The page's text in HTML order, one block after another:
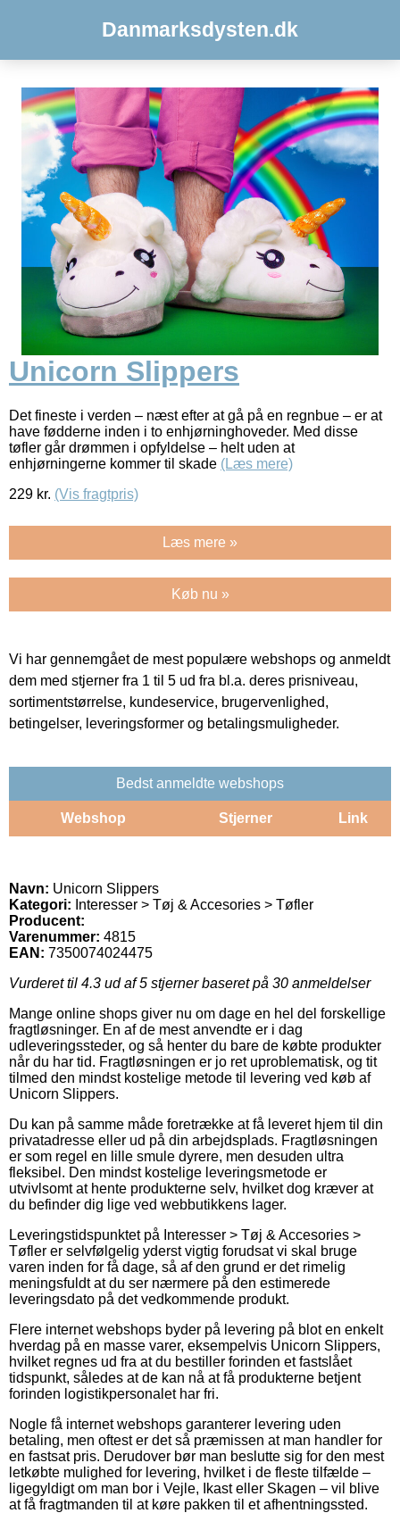
Danmarksdysten.dk
Unicorn Slippers
Det fineste i verden – næst efter at gå på en regnbue – er at
have fødderne inden i to enhjørninghoveder. Med disse
tøfler går drømmen i opfyldelse – helt uden at
enhjørningerne kommer til skade (Læs mere)
229 kr. (Vis fragtpris)
Læs mere »
Køb nu »
Vi har gennemgået de mest populære webshops og anmeldt
dem med stjerner fra 1 til 5 ud fra bl.a. deres prisniveau,
sortimentstørrelse, kundeservice, brugervenlighed,
betingelser, leveringsformer og betalingsmuligheder.
Bedst anmeldte webshops
Webshop Stjerner Link
Navn: Unicorn Slippers
Kategori: Interesser > Tøj & Accesories > Tøfler
Producent:
Varenummer: 4815
EAN: 7350074024475
Vurderet til 4.3 ud af 5 stjerner baseret på 30 anmeldelser
Mange online shops giver nu om dage en hel del forskellige
fragtløsninger. En af de mest anvendte er i dag
udleveringssteder, og så henter du bare de købte produkter
når du har tid. Fragtløsningen er jo ret uproblematisk, og tit
tilmed den mindst kostelige metode til levering ved køb af
Unicorn Slippers.
Du kan på samme måde foretrække at få leveret hjem til din
privatadresse eller ud på din arbejdsplads. Fragtløsningen
er som regel en lille smule dyrere, men desuden ultra
fleksibel. Den mindst kostelige leveringsmetode er
utvivlsomt at hente produkterne selv, hvilket dog kræver at
du befinder dig lige ved webbutikkens lager.
Leveringstidspunktet på Interesser > Tøj & Accesories >
Tøfler er selvfølgelig yderst vigtig forudsat vi skal bruge
varen inden for få dage, så af den grund er det rimelig
meningsfuldt at du ser nærmere på den estimerede
leveringsdato på det vedkommende produkt.
Flere internet webshops byder på levering på blot en enkelt
hverdag på en masse varer, eksempelvis Unicorn Slippers,
hvilket regnes ud fra at du bestiller forinden et fastslået
tidspunkt, således at de kan nå at få produkterne betjent
forinden logistikpersonalet har fri.
Nogle få internet webshops garanterer levering uden
betaling, men oftest er det så præmissen at man handler for
en fastsat pris. Derudover bør man beslutte sig for den mest
letkøbte mulighed for levering, hvilket i de fleste tilfælde –
ligegyldigt om man bor i Vejle, Ikast eller Skagen – vil blive
at få fragtmanden til at køre pakken til et afhentningssted.